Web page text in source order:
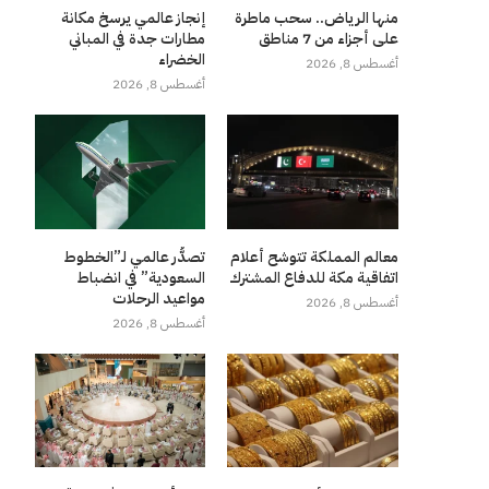
منها الرياض.. سحب ماطرة
على أجزاء من 7 مناطق
أغسطس 8, 2026
إنجاز عالمي يرسخ مكانة
مطارات جدة في المباني
الخضراء
أغسطس 8, 2026
معالم المملكة تتوشح أعلام
اتفاقية مكة للدفاع المشترك
أغسطس 8, 2026
تصدُّر عالمي لـ”الخطوط
السعودية” في انضباط
مواعيد الرحلات
أغسطس 8, 2026